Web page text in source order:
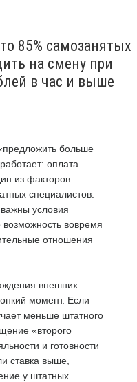
85% самозанятых
на смену при
в час и выше
больше
оплата
из факторов
специалистов.
условия
вовремя
отношения
внешних
момент. Если
меньше штатного
«второго
и готовности
ставка выше,
у штатных